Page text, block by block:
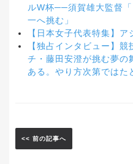
ルW杯──須賀雄大監督
一へ挑む」
【日本女子代表特集】
【独占インタビュー】
チ・藤田安澄が挑む夢の
ある。やり方次第ではた
<< 前の記事へ